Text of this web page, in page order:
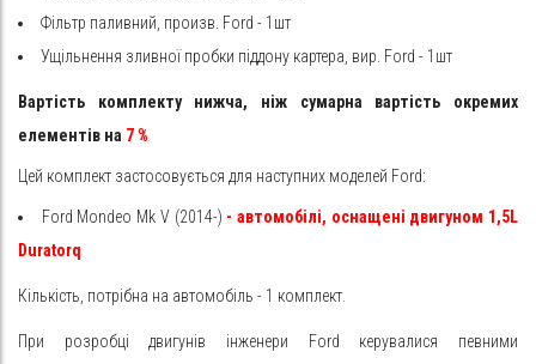
Фільтр паливний, произв. Ford - 1шт
Ущільнення зливної пробки піддону картера, вир. Ford - 1шт
Вартість комплекту нижча, ніж сумарна вартість окремих
елементів на 7%
Цей комплект застосовується для наступних моделей Ford:
Ford Mondeo Mk V (2014-) - автомобілі, оснащені двигуном 1,5L
Duratorq
Кількість, потрібна на автомобіль - 1 комплект.
При розробці двигунів інженери Ford керувалися певними